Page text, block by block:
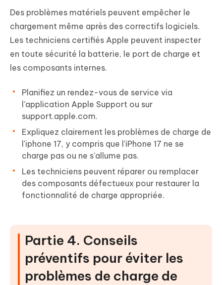
Des problèmes matériels peuvent empêcher le
chargement même après des correctifs logiciels.
Les techniciens certifiés Apple peuvent inspecter
en toute sécurité la batterie, le port de charge et
les composants internes.
Planifiez un rendez-vous de service via
l'application Apple Support ou sur
support.apple.com.
Expliquez clairement les problèmes de charge de
l'iphone 17, y compris que l'iPhone 17 ne se
charge pas ou ne s'allume pas.
Les techniciens peuvent réparer ou remplacer
des composants défectueux pour restaurer la
fonctionnalité de charge appropriée.
Partie 4. Conseils
préventifs pour éviter les
problèmes de charge de